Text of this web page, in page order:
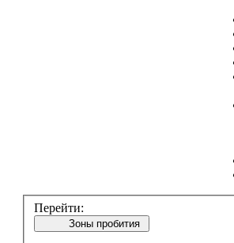
Перейти:
Зоны пробития